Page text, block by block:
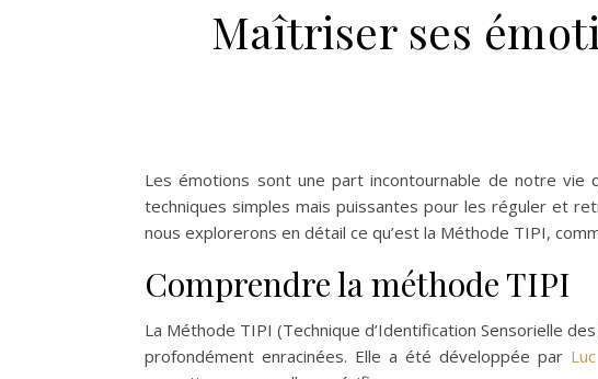
Maîtriser ses
Les émotions sont une part incontournable de notre
techniques simples mais puissantes pour les réguler et
nous explorerons en détail ce qu’est la Méthode TIPI,
Comprendre la méthode TIPI
La Méthode TIPI (Technique d’Identification Sensorielle
profondément enracinées. Elle a été développée par